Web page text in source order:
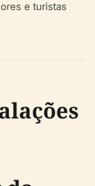
e turistas